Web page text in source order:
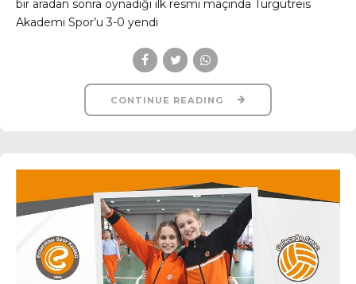
bir aradan sonra oynadığı ilk resmi maçında Turgutreis
Akademi Spor’u 3-0 yendi
CONTINUE READING